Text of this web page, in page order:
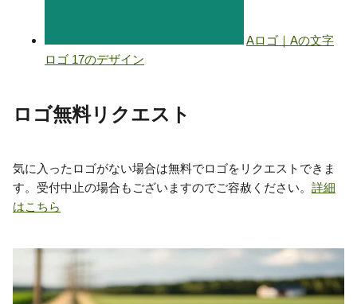
ロゴ無料リクエスト
気に入ったロゴがない場合は無料でロゴをリクエストできま
す。受付中止の場合もございますのでご容赦ください。 詳細
はこちら